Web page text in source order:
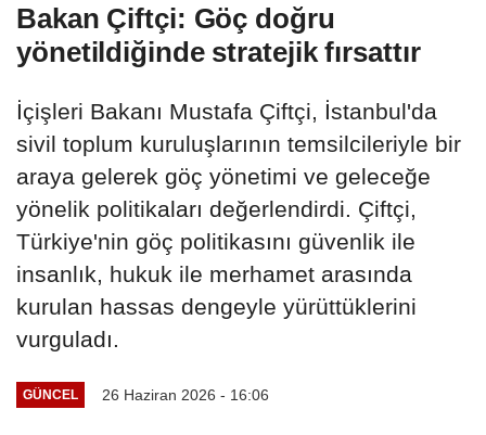
Bakan Çiftçi: Göç doğru
yönetildiğinde stratejik fırsattır
İçişleri Bakanı Mustafa Çiftçi, İstanbul'da
sivil toplum kuruluşlarının temsilcileriyle bir
araya gelerek göç yönetimi ve geleceğe
yönelik politikaları değerlendirdi. Çiftçi,
Türkiye'nin göç politikasını güvenlik ile
insanlık, hukuk ile merhamet arasında
kurulan hassas dengeyle yürüttüklerini
vurguladı.
GÜNCEL 26 Haziran 2026 - 16:06